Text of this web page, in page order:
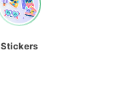
Stickers